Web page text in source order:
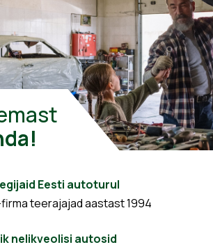
Eesti autoturul
teerajajad aastast 1994
nelikveolisi autosid